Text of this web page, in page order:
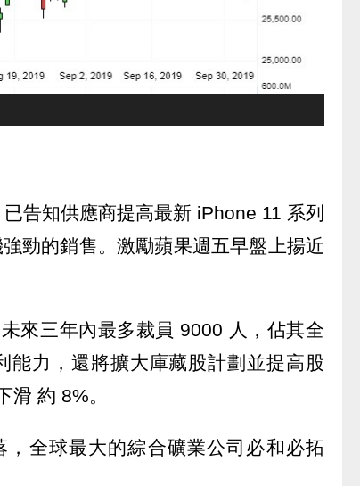
告知供應商提高最新 iPhone 11 系列
勁的銷售。激勵蘋果週五早盤上揚近
來三年內最多裁員 9000 人，佔其全
能力，還將擴大庫藏股計劃並提高股
滑 約 8%。
全球最大的綜合礦業公司必和必拓